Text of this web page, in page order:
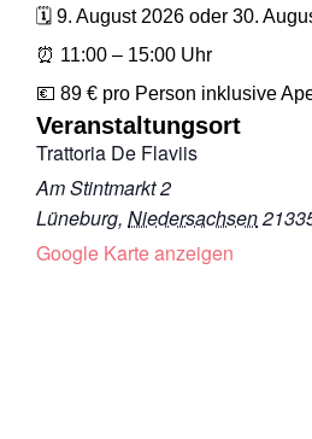
🗓 9. August 2026 oder 30.
⏰ 11:00 – 15:00 Uhr
💶 89 € pro Person inklusive
Veranstaltungsort
Trattoria De Flaviis
Am Stintmarkt 2
Lüneburg, Niedersachsen
Google Karte anzeigen